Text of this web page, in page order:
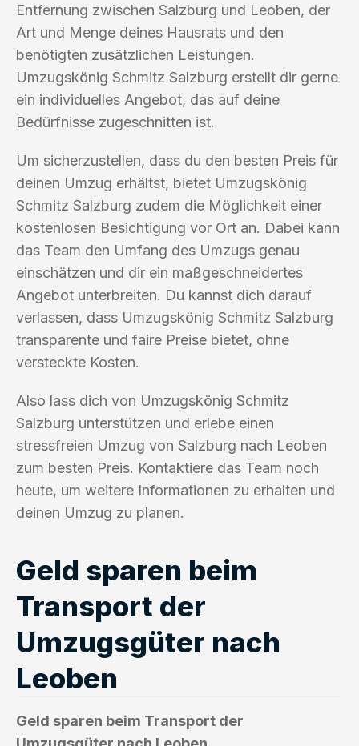
Entfernung zwischen Salzburg und Leoben, der
Art und Menge deines Hausrats und den
benötigten zusätzlichen Leistungen.
Umzugskönig Schmitz Salzburg erstellt dir gerne
ein individuelles Angebot, das auf deine
Bedürfnisse zugeschnitten ist.
Um sicherzustellen, dass du den besten Preis für
deinen Umzug erhältst, bietet Umzugskönig
Schmitz Salzburg zudem die Möglichkeit einer
kostenlosen Besichtigung vor Ort an. Dabei kann
das Team den Umfang des Umzugs genau
einschätzen und dir ein maßgeschneidertes
Angebot unterbreiten. Du kannst dich darauf
verlassen, dass Umzugskönig Schmitz Salzburg
transparente und faire Preise bietet, ohne
versteckte Kosten.
Also lass dich von Umzugskönig Schmitz
Salzburg unterstützen und erlebe einen
stressfreien Umzug von Salzburg nach Leoben
zum besten Preis. Kontaktiere das Team noch
heute, um weitere Informationen zu erhalten und
deinen Umzug zu planen.
Geld sparen beim
Transport der
Umzugsgüter nach
Leoben
Geld sparen beim Transport der